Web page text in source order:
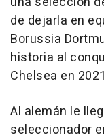
de dejarla en
Borussia
historia al
Chelsea en
Al alemán le
seleccionador